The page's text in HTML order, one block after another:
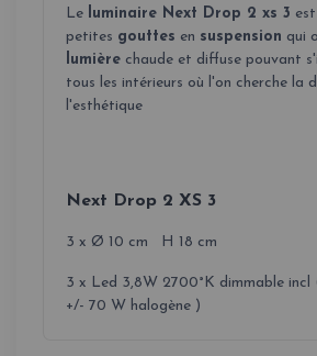
Le luminaire Next Drop 2 xs 3
petites gouttes en suspension qui
lumière chaude et diffuse pouvant
tous les intérieurs où l'on cherche la
l'esthétique
Next Drop 2 XS 3
3 x Ø 10 cm H 18 cm
3 x Led 3,8W 2700°K dimmable incl
+/- 70 W halogène )